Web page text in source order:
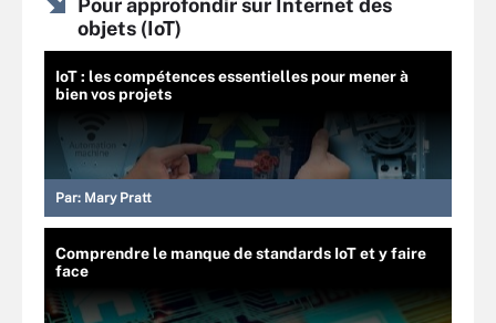
objets (IoT)
IoT : les compétences essentielles pour mener à
bien vos projets
Par: Mary Pratt
Comprendre le manque de standards IoT et y faire
face